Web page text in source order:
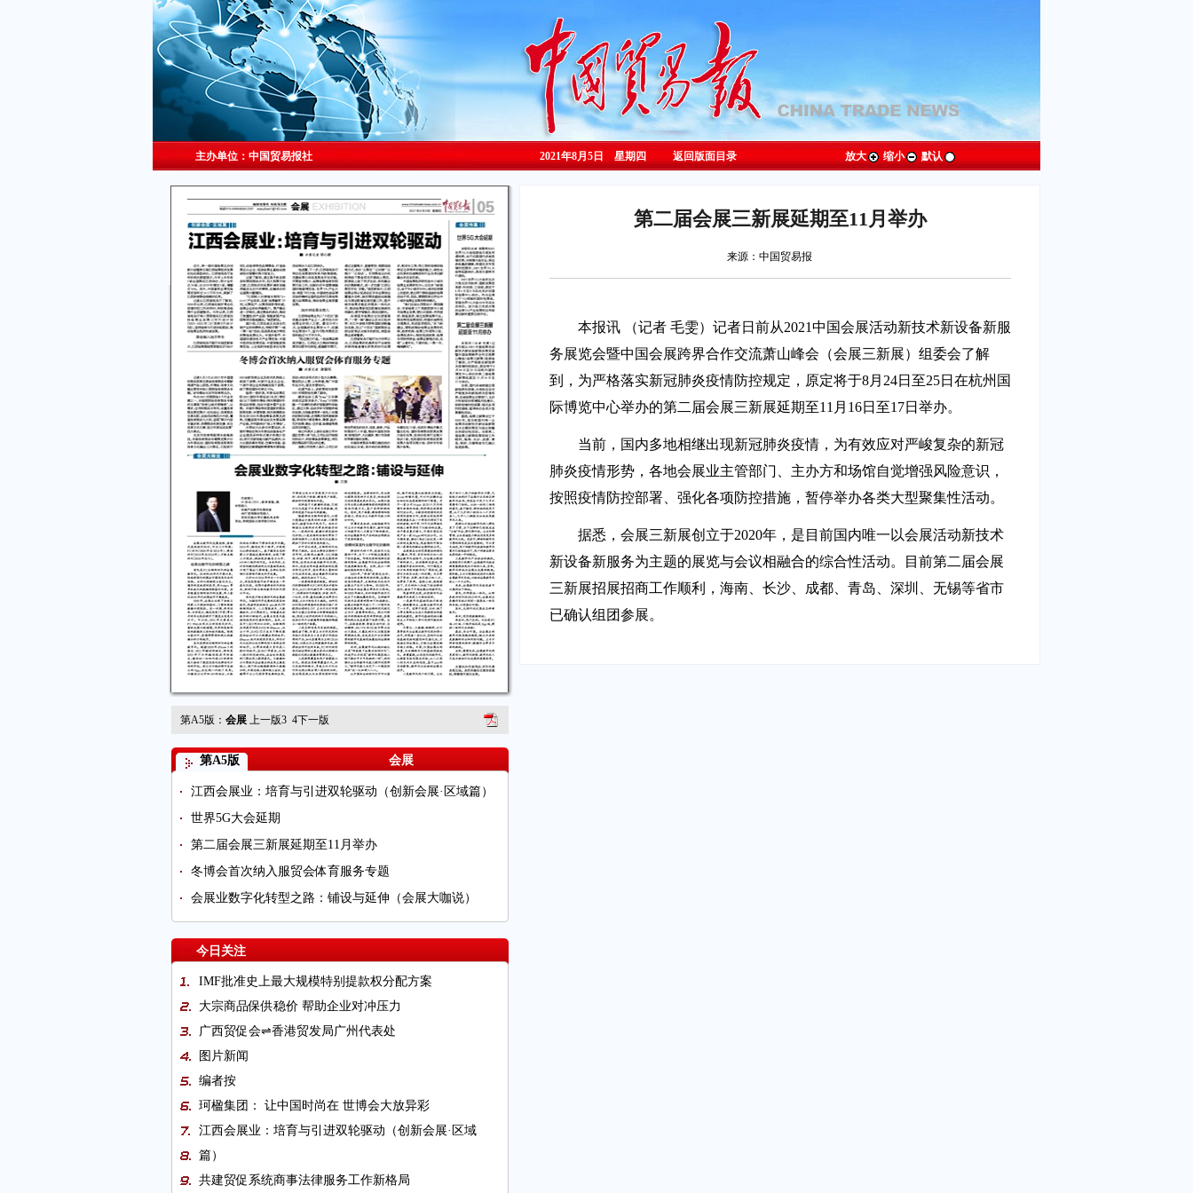
主办单位：中国贸易报社
第A5版： 会展 上一版3 4下一版
第A5版 会展
江西会展业：培育与引进双轮驱动（创新会展·区域篇）
世界5G大会延期
第二届会展三新展延期至11月举办
冬博会首次纳入服贸会体育服务专题
会展业数字化转型之路：铺设与延伸（会展大咖说）
今日关注
IMF批准史上最大规模特别提款权分配方案
大宗商品保供稳价 帮助企业对冲压力
广西贸促会⇌香港贸发局广州代表处
图片新闻
编者按
珂楹集团： 让中国时尚在 世博会大放异彩
江西会展业：培育与引进双轮驱动（创新会展·区域
篇）
共建贸促系统商事法律服务工作新格局
2021年8月5日 星期 四 返回版面目录 放大 缩小 默认
第二届会展三新展延期至11月举办
来源：中国贸易报
本报讯 （记者 毛雯）记者日前从2021中国会展活动新技术新设备新服
务展览会暨中国会展跨界合作交流萧山峰会（会展三新展）组委会了解
到，为严格落实新冠肺炎疫情防控规定，原定将于8月24日至25日在杭州国
际博览中心举办的第二届会展三新展延期至11月16日至17日举办。
当前，国内多地相继出现新冠肺炎疫情，为有效应对严峻复杂的新冠
肺炎疫情形势，各地会展业主管部门、主办方和场馆自觉增强风险意识，
按照疫情防控部署、强化各项防控措施，暂停举办各类大型聚集性活动。
据悉，会展三新展创立于2020年，是目前国内唯一以会展活动新技术
新设备新服务为主题的展览与会议相融合的综合性活动。目前第二届会展
三新展招展招商工作顺利，海南、长沙、成都、青岛、深圳、无锡等省市
已确认组团参展。